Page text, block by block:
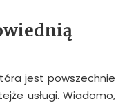
jest powszechnie
usługi. Wiadomo,